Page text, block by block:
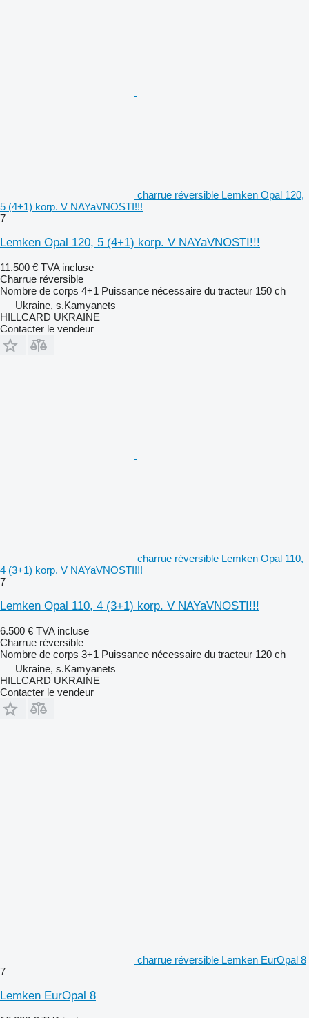
charrue réversible Lemken Opal 120,
5 (4+1) korp. V NAYaVNOSTI!!!
7
Lemken Opal 120, 5 (4+1) korp. V NAYaVNOSTI!!!
11.500 € TVA incluse
Charrue réversible
Nombre de corps 4+1 Puissance nécessaire du tracteur 150 ch
Ukraine, s.Kamyanets
HILLCARD UKRAINE
Contacter le vendeur
charrue réversible Lemken Opal 110,
4 (3+1) korp. V NAYaVNOSTI!!!
7
Lemken Opal 110, 4 (3+1) korp. V NAYaVNOSTI!!!
6.500 € TVA incluse
Charrue réversible
Nombre de corps 3+1 Puissance nécessaire du tracteur 120 ch
Ukraine, s.Kamyanets
HILLCARD UKRAINE
Contacter le vendeur
charrue réversible Lemken EurOpal 8
7
Lemken EurOpal 8